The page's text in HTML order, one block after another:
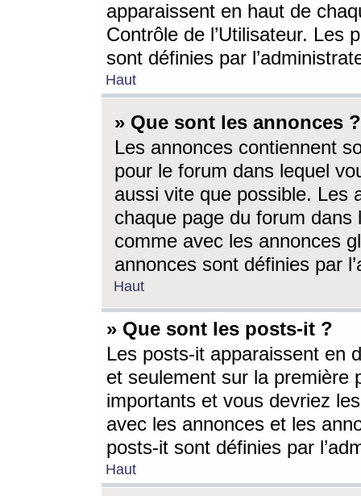
apparaissent en haut de
Contrôle de l’Utilisateur. Les
sont définies par
Haut
» Que sont les annonces ?
Les annonces contiennent
pour le forum dans lequel
aussi vite que possible. Les
chaque page du forum dans
comme avec les annonces
annonces sont définies par
Haut
» Que sont les posts-it ?
Les posts-it apparaissent en
et seulement sur la première
importants et vous devriez
avec les annonces et les
posts-it sont définies par
Haut